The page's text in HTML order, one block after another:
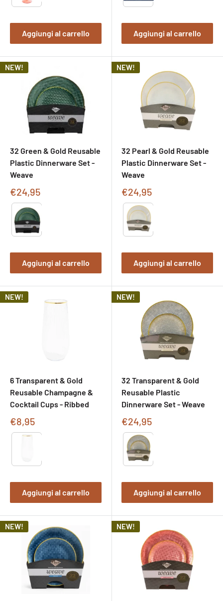
Aggiungi al carrello Aggiungi al carrello
NEW!
32 Green & Gold Reusable
Plastic Dinnerware Set -
Weave
Prezzo
di
vendita
€24,95
Type
Aggiungi al carrello
NEW!
32 Pearl & Gold Reusable
Plastic Dinnerware Set -
Weave
Prezzo
di
vendita
€24,95
Type
Aggiungi al carrello
NEW!
6 Transparent & Gold
Reusable Champagne &
Cocktail Cups - Ribbed
Prezzo
di
vendita
€8,95
Type
Aggiungi al carrello
NEW!
32 Transparent & Gold
Reusable Plastic
Dinnerware Set - Weave
Prezzo
di
vendita
€24,95
Type
Aggiungi al carrello
NEW! NEW!